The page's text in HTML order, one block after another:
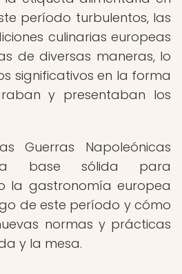
período turbulentos, las
culinarias europeas
de diversas maneras, lo
significativos en la forma
y presentaban los
Guerras Napoleónicas
base sólida para
la gastronomía europea
de este período y cómo
normas y prácticas
y la mesa.